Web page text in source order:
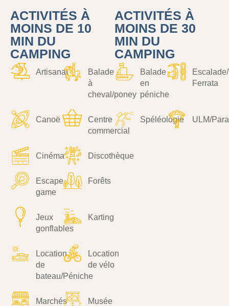
ACTIVITÉS À
MOINS DE 10
MIN DU
CAMPING
Artisanat
Balade
à
cheval/poney
Canoë
Centre
commercial
Cinéma Discothèque
Escape
game
Forêts
Jeux
gonflables
Karting
Location
de
bateau/Péniche
Location
de vélo
Marchés Musée
ACTIVITÉS À
MOINS DE 30
MIN DU
CAMPING
Balade
en
péniche
Ferrata
Spéléologie ULM/